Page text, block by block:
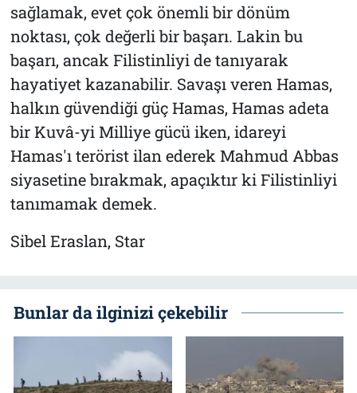
sağlamak, evet çok önemli bir dönüm
noktası, çok değerli bir başarı. Lakin bu
başarı, ancak Filistinliyi de tanıyarak
hayatiyet kazanabilir. Savaşı veren Hamas,
halkın güvendiği güç Hamas, Hamas adeta
bir Kuvâ-yi Milliye gücü iken, idareyi
Hamas'ı terörist ilan ederek Mahmud Abbas
siyasetine bırakmak, apaçıktır ki Filistinliyi
tanımamak demek.
Sibel Eraslan, Star
Bunlar da ilginizi çekebilir